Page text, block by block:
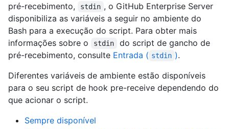
pré-recebimento,
stdin , o GitHub Enterprise Server
disponibiliza as variáveis a seguir no ambiente do
Bash para a execução do script. Para obter mais
informações sobre o
stdin
do script de gancho de
pré-recebimento, consulte Entrada ( stdin ).
Diferentes variáveis de ambiente estão disponíveis
para o seu script de hook pre-receive dependendo do
que acionar o script.
Sempre disponível